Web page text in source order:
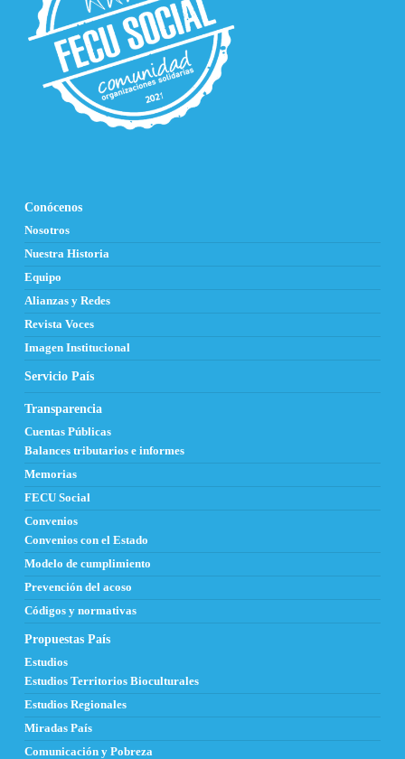
Conócenos
Nosotros
Nuestra Historia
Equipo
Alianzas y Redes
Revista Voces
Imagen Institucional
Servicio País
Transparencia
Cuentas Públicas
Balances tributarios e informes
Memorias
FECU Social
Convenios
Convenios con el Estado
Modelo de cumplimiento
Prevención del acoso
Códigos y normativas
Propuestas País
Estudios
Estudios Territorios Bioculturales
Estudios Regionales
Miradas País
Comunicación y Pobreza